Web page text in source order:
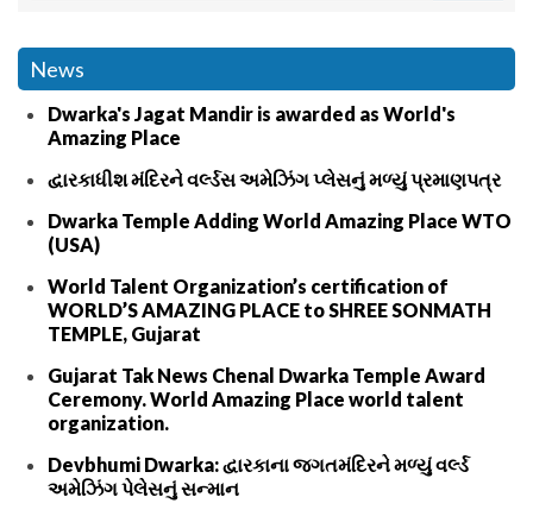
News
Dwarka's Jagat Mandir is awarded as World's
Amazing Place
દ્વારકાધીશ મંદિરને વર્લ્ડસ અમેઝિંગ પ્લેસનું મળ્યું પ્રમાણપત્ર
Dwarka Temple Adding World Amazing Place WTO
(USA)
World Talent Organization’s certification of
WORLD’S AMAZING PLACE to SHREE SONMATH
TEMPLE, Gujarat
Gujarat Tak News Chenal Dwarka Temple Award
Ceremony. World Amazing Place world talent
organization.
Devbhumi Dwarka: દ્વારકાના જગતમંદિરને મળ્યું વર્લ્ડ
અમેઝિંગ પેલેસનું સન્માન